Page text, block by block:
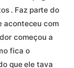
. Faz parte do
aconteceu com
começou a
fica o
que ele tava